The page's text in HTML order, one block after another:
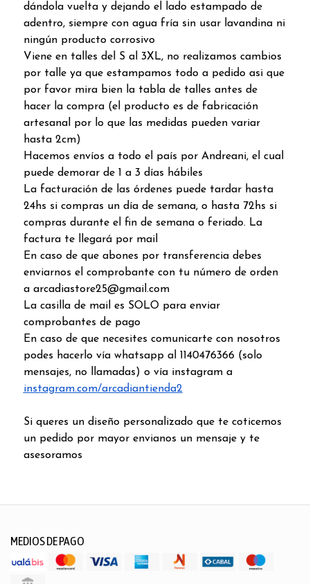
dándola vuelta y dejando el lado estampado de
adentro, siempre con agua fría sin usar lavandina ni
ningún producto corrosivo
Viene en talles del S al 3XL, no realizamos cambios
por talle ya que estampamos todo a pedido asi que
por favor mira bien la tabla de talles antes de
hacer la compra (el producto es de fabricación
artesanal por lo que las medidas pueden variar
hasta 2cm)
Hacemos envíos a todo el país por Andreani, el cual
puede demorar de 1 a 3 días hábiles
La facturación de las órdenes puede tardar hasta
24hs si compras un día de semana, o hasta 72hs si
compras durante el fin de semana o feriado. La
factura te llegará por mail
En caso de que abones por transferencia debes
enviarnos el comprobante con tu número de orden
a arcadiastore25@gmail.com
La casilla de mail es SOLO para enviar
comprobantes de pago
En caso de que necesites comunicarte con nosotros
podes hacerlo vía whatsapp al 1140476366 (solo
mensajes, no llamadas) o vía instagram a
instagram.com/arcadiantienda2
Si queres un diseño personalizado que te coticemos
un pedido por mayor envianos un mensaje y te
asesoramos
MEDIOS DE PAGO